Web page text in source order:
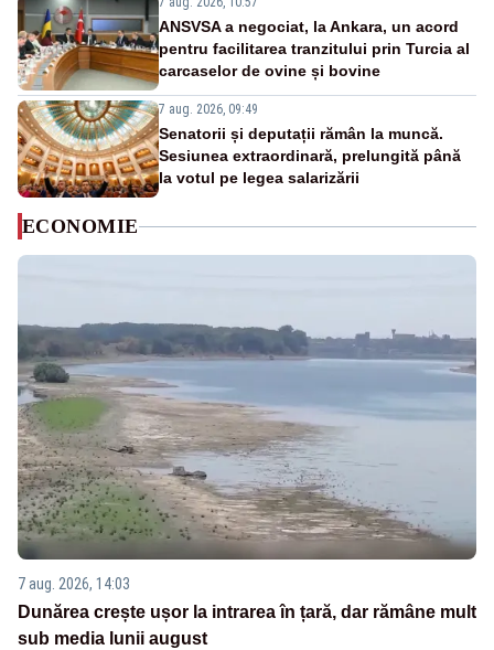
ANSVSA a negociat, la Ankara, un acord
pentru facilitarea tranzitului prin Turcia al
carcaselor de ovine și bovine
7 aug. 2026, 09:49
Senatorii și deputații rămân la muncă.
Sesiunea extraordinară, prelungită până
la votul pe legea salarizării
ECONOMIE
7 aug. 2026, 14:03
Dunărea crește ușor la intrarea în țară, dar rămâne mult
sub media lunii august